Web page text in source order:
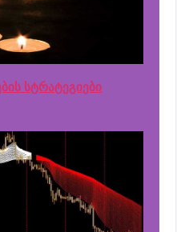
სტრატეგიები